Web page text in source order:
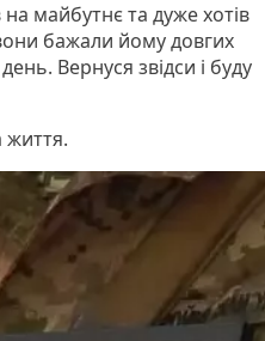
майбутнє та дуже хотів
бажали йому довгих
Вернуся звідси і буду
життя.